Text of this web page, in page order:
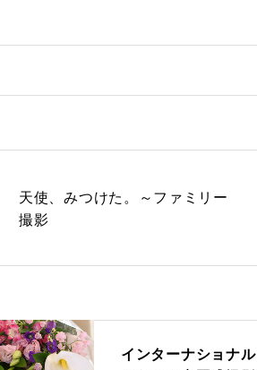
天使、みつけた。～ファミリー
撮影
インターナショナル